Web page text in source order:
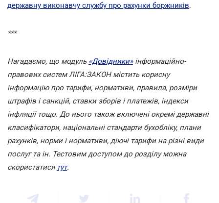
державну виконавчу службу про рахунки боржників.
***
Нагадаємо, що модуль «Довідники»інформаційно-
правових систем ЛІГА:ЗАКОН містить корисну
інформацію про тарифи, нормативи, правила, розміри
штрафів і санкцій, ставки зборів і платежів, індекси
інфляції тощо. До нього також включені окремі державні
класифікатори, національні стандарти бухобліку, плани
рахунків, норми і нормативи, діючі тарифи на різні види
послуг та ін. Тестовим доступом до розділу можна
скористатися тут.